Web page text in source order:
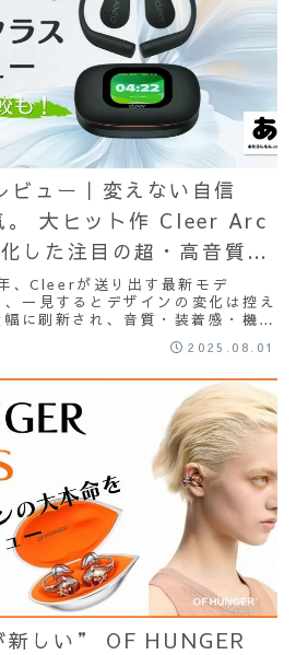
ュー｜変えない自信
。 大ヒット作 Cleer Arc
した注目の超・高音質オ
ホンを緊急実機レビュ
、Cleerが送り出す最新モデ
一見するとデザインの変化は控え
に刷新され、音質・装着感・機能
バッテリーの持ち時間の最適化や、
となっています。本記事ではArc 3
の比較、実際の使用感を詳しくレ
自信」と「変える勇気」、その両
実力を徹底検証します。
2025.08.01
新しい” OF HUNGER